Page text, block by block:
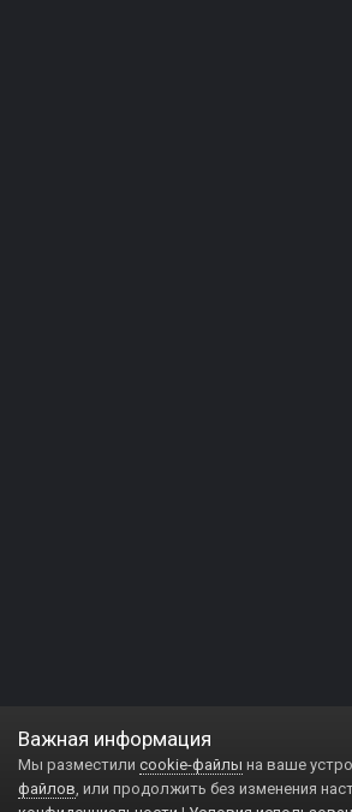
Важная информация
Мы разместили cookie-файлы на ваше
файлов, или продолжить без изменения